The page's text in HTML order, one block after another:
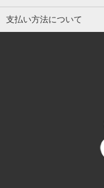
支払い方法について